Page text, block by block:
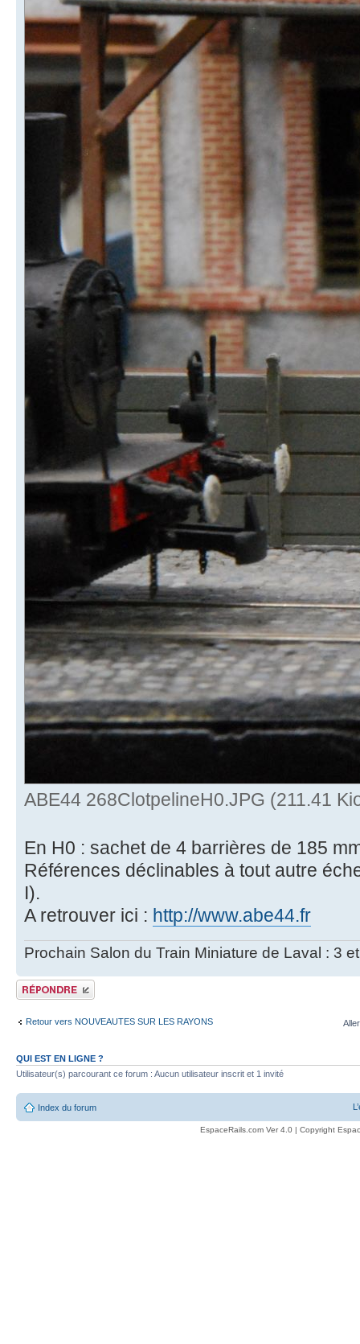
ABE44 268ClotpelineH0.JPG (211.41
En H0 : sachet de 4 barrières de 185
Références déclinables à tout autre
I).
A retrouver ici : http://www.abe44.fr
Prochain Salon du Train Miniature de Laval : 3
Publier une réponse
Retour vers NOUVEAUTES SUR LES RAYONS
QUI EST EN LIGNE ?
Utilisateur(s) parcourant ce forum : Aucun utilisateur inscrit et 1 invité
Index du forum
EspaceRails.com Ver 4.0 | Copyright